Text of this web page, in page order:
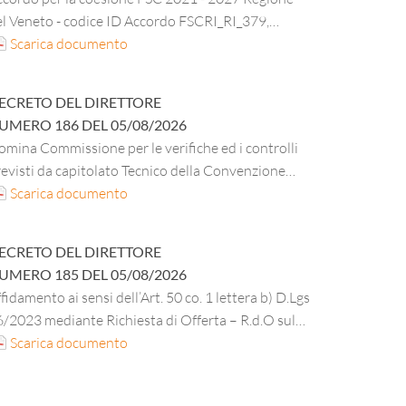
Veneto - codice ID Accordo FSCRI_RI_379,
di servizi abitativi e di ristorazione per gli
Roma (Verona) dell’ESU di Verona - CUP
Registrazione impegno di spesa
aggiudicazione procedura negoziata ai
art. 50 co. 1 lett. d) del D. Lgs. 36/2023. CUI
Scarica documento
DEL DIRETTORE
186 DEL05/08/2026
Commissione per le verifiche ed i controlli
da capitolato Tecnico della Convenzione
FM4 – lotto 5 per l’affidamento di servizi
a qualsiasi titolo alle Pubbliche Amministrazioni
MASTER 5651304397 CIG DERIVATO
– servizio di pulizia e disinfestazone di
al Decreto del Direttore n. 150 del 25.06.2026
Scarica documento
DEL DIRETTORE
185 DEL05/08/2026
ai sensi dell’Art. 50 co. 1 lettera b) D.Lgs
2023 mediante Richiesta di Offerta – R.d.O sul
per la fornitura di materiale di cancelleria,
Scarica documento